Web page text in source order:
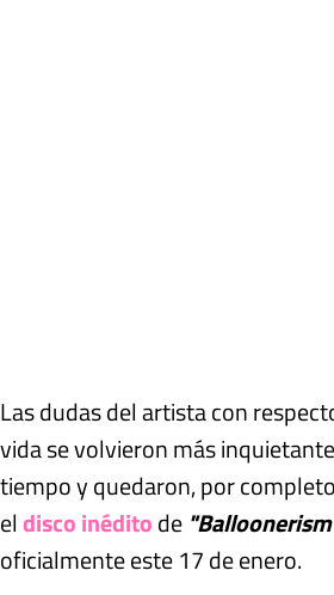
Las dudas del artista con
vida se volvieron más
tiempo y quedaron, por
eldisco inéditode
oficialmente este 17 de enero.